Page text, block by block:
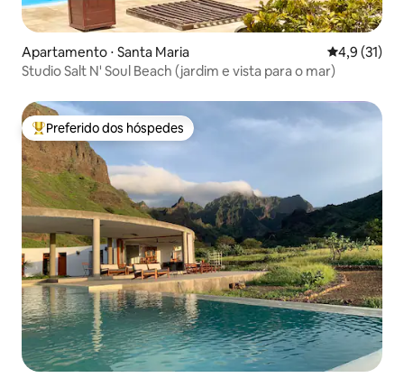
Apartamento ⋅ Santa Maria 4,9 de uma
4,9 (31)
Studio Salt N' Soul Beach (jardim e vista para o mar)
Entre os melhores preferidos dos hóspedes
Preferido dos hóspedes